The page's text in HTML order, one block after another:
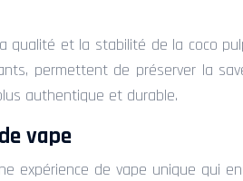
qualité et la stabilité de la coco
permettent de préserver la
authentique et durable.
vape
expérience de vape unique qui